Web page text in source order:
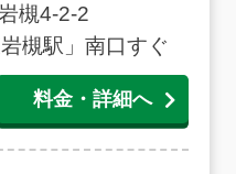
槻4-2-2
槻駅」南口すぐ
料金・詳細へ